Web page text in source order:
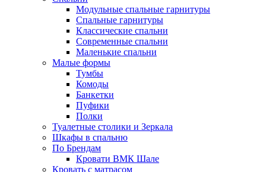
Модульные спальные гарнитуры
Спальные гарнитуры
Классические спальни
Современные спальни
Маленькие спальни
Малые формы
Тумбы
Комоды
Банкетки
Пуфики
Полки
Туалетные столики и Зеркала
Шкафы в спальню
По Брендам
Кровати ВМК Шале
Кровать с матрасом